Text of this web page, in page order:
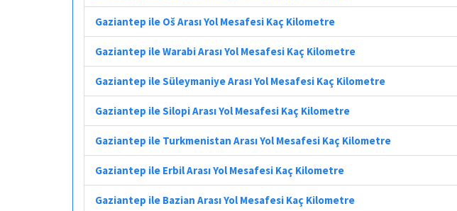
Gaziantep ile Oš Arası Yol Mesafesi Kaç Kilometre
Gaziantep ile Warabi Arası Yol Mesafesi Kaç Kilometre
Gaziantep ile Süleymaniye Arası Yol Mesafesi Kaç Kilometre
Gaziantep ile Silopi Arası Yol Mesafesi Kaç Kilometre
Gaziantep ile Turkmenistan Arası Yol Mesafesi Kaç Kilometre
Gaziantep ile Erbil Arası Yol Mesafesi Kaç Kilometre
Gaziantep ile Bazian Arası Yol Mesafesi Kaç Kilometre